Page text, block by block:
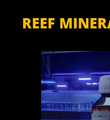
REEF
Bildergalerie